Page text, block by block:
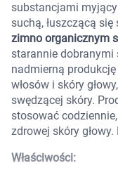
Korzystamy z
substancjami
suchą, łuszczącą się
zimno organicznym
starannie dobranymi
nadmierną
włosów i skóry
swędzącej skóry.
stosować
zdrowej skóry
Właściwości: